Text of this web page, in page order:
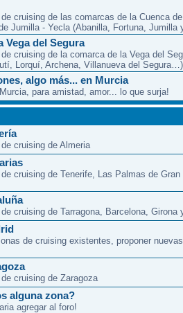
cruising de las comarcas de la Cuenca
Jumilla - Yecla (Abanilla, Fortuna, Jumilla
Vega del Segura
cruising de la comarca de la Vega del
Lorquí, Archena, Villanueva del Segura…)
algo más... en Murcia
para amistad, amor... lo que surja!
cruising de Almeria
cruising de Tenerife, Las Palmas de Gran
cruising de Tarragona, Barcelona, Girona
de cruising existentes, proponer
cruising de Zaragoza
alguna zona?
agregar al foro!